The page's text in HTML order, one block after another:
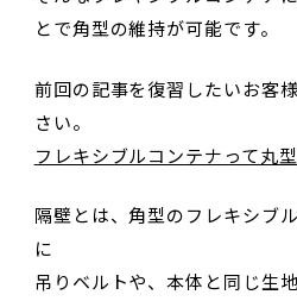
とで角型の維持が可能です。
前回の記事を復習したいお客
さい。
フレキシブルコンテナって丸
隔壁とは、角型のフレキシブ
に
吊りベルトや、本体と同じ生